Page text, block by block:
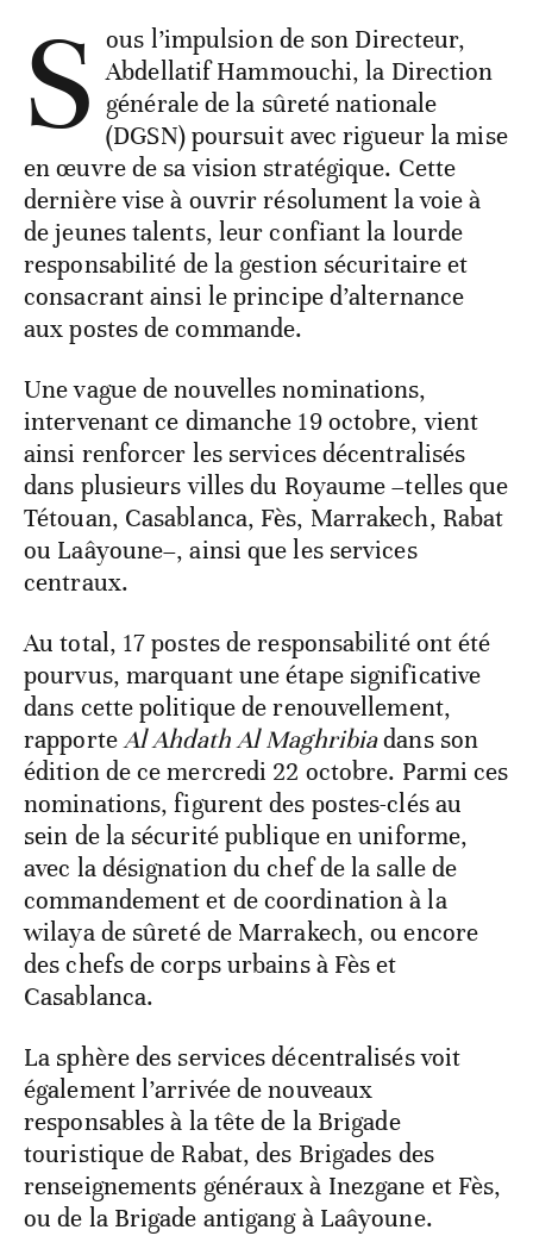
S ous l’impulsion de son Directeur,
Abdellatif Hammouchi, la Direction
générale de la sûreté nationale
(DGSN) poursuit avec rigueur la mise
en œuvre de sa vision stratégique. Cette
dernière vise à ouvrir résolument la voie à
de jeunes talents, leur confiant la lourde
responsabilité de la gestion sécuritaire et
consacrant ainsi le principe d’alternance
aux postes de commande.
Une vague de nouvelles nominations,
intervenant ce dimanche 19 octobre, vient
ainsi renforcer les services décentralisés
dans plusieurs villes du Royaume –telles que
Tétouan, Casablanca, Fès, Marrakech, Rabat
ou Laâyoune–, ainsi que les services
centraux.
Au total, 17 postes de responsabilité ont été
pourvus, marquant une étape significative
dans cette politique de renouvellement,
rapporteAl Ahdath Al Maghribiadans son
édition de ce mercredi 22 octobre. Parmi ces
nominations, figurent des postes-clés au
sein de la sécurité publique en uniforme,
avec la désignation du chef de la salle de
commandement et de coordination à la
wilaya de sûreté de Marrakech, ou encore
des chefs de corps urbains à Fès et
Casablanca.
La sphère des services décentralisés voit
également l’arrivée de nouveaux
responsables à la tête de la Brigade
touristique de Rabat, des Brigades des
renseignements généraux à Inezgane et Fès,
ou de la Brigade antigang à Laâyoune.